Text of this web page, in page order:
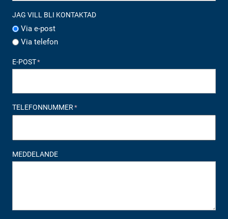
JAG VILL BLI KONTAKTAD
Via e-post
Via telefon
E-POST*
TELEFONNUMMER*
MEDDELANDE